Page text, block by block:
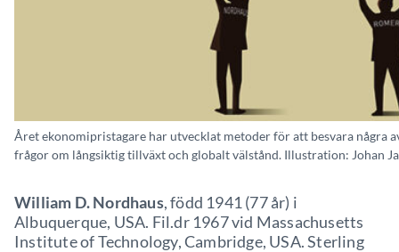
Året ekonomipristagare har utvecklat metoder för att besvara några
frågor om långsiktig tillväxt och globalt välstånd. Illustration: Johan
William D. Nordhaus, född 1941 (77 år) i
Albuquerque, USA. Fil.dr 1967 vid Massachusetts
Institute of Technology, Cambridge, USA. Sterling